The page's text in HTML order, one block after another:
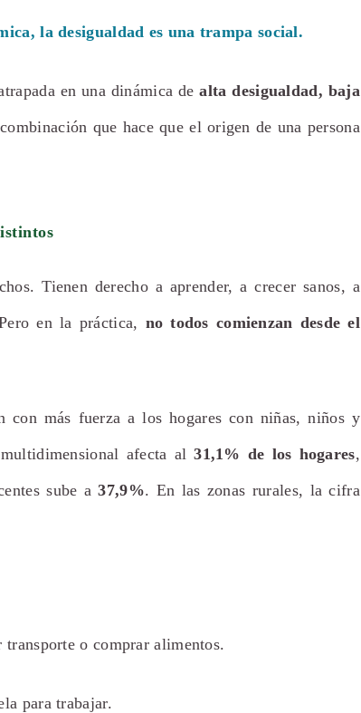
la desigualdad es una trampa social.
en una dinámica dealta desigualdad, baja
que hace que el origen de una persona
Tienen derecho a aprender, a crecer sanos, a
en la práctica, no todos comienzan desde el
con más fuerza a los hogares con niñas, niños y
afecta al31,1% de los hogares,
sube a37,9%. En las zonas rurales, la cifra
transporte o comprar alimentos.
para trabajar.